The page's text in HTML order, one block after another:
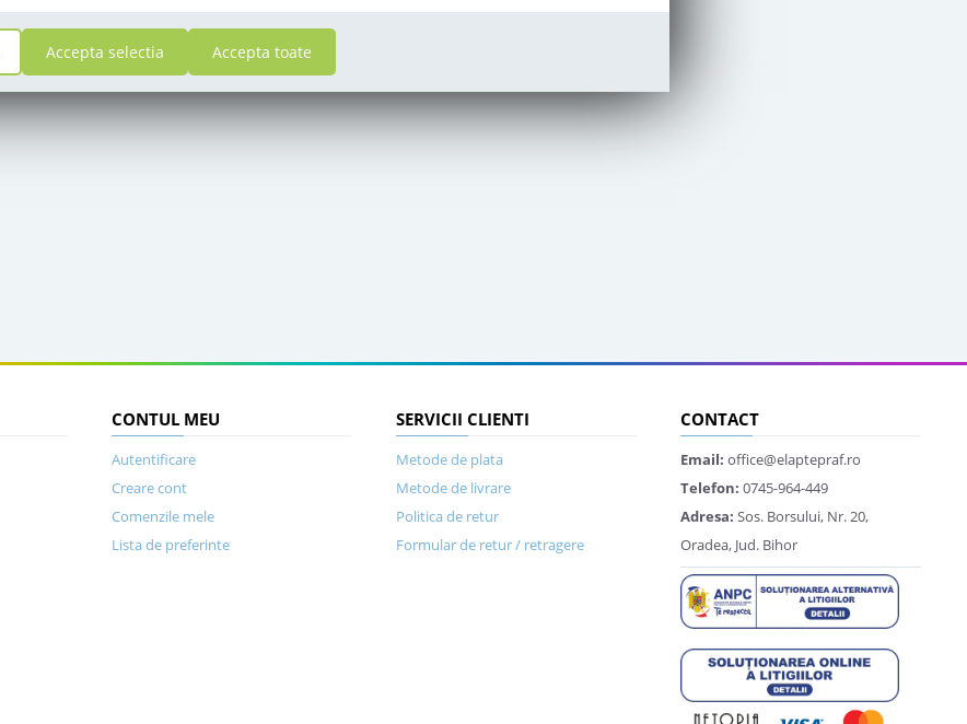
CONTUL MEU
Autentificare
Creare cont
Comenzile mele
Lista de preferinte
SERVICII CLIENTI
Metode de plata
Metode de livrare
Politica de retur
Formular de retur / retragere
CONTACT
Email: office@elaptepraf.ro
Telefon: 0745-964-449
Adresa: Sos. Borsului, Nr. 20,
Oradea, Jud. Bihor
Accepta selectia Accepta toate